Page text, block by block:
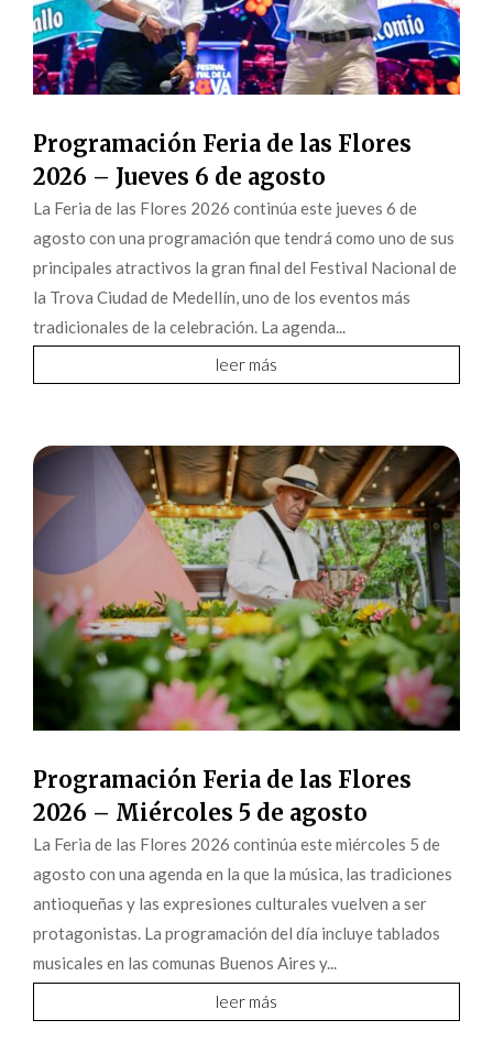
Programación Feria de las Flores
2026 – Jueves 6 de agosto
La Feria de las Flores 2026 continúa este jueves 6 de
agosto con una programación que tendrá como uno de sus
principales atractivos la gran final del Festival Nacional de
la Trova Ciudad de Medellín, uno de los eventos más
tradicionales de la celebración. La agenda...
leer más
Programación Feria de las Flores
2026 – Miércoles 5 de agosto
La Feria de las Flores 2026 continúa este miércoles 5 de
agosto con una agenda en la que la música, las tradiciones
antioqueñas y las expresiones culturales vuelven a ser
protagonistas. La programación del día incluye tablados
musicales en las comunas Buenos Aires y...
leer más